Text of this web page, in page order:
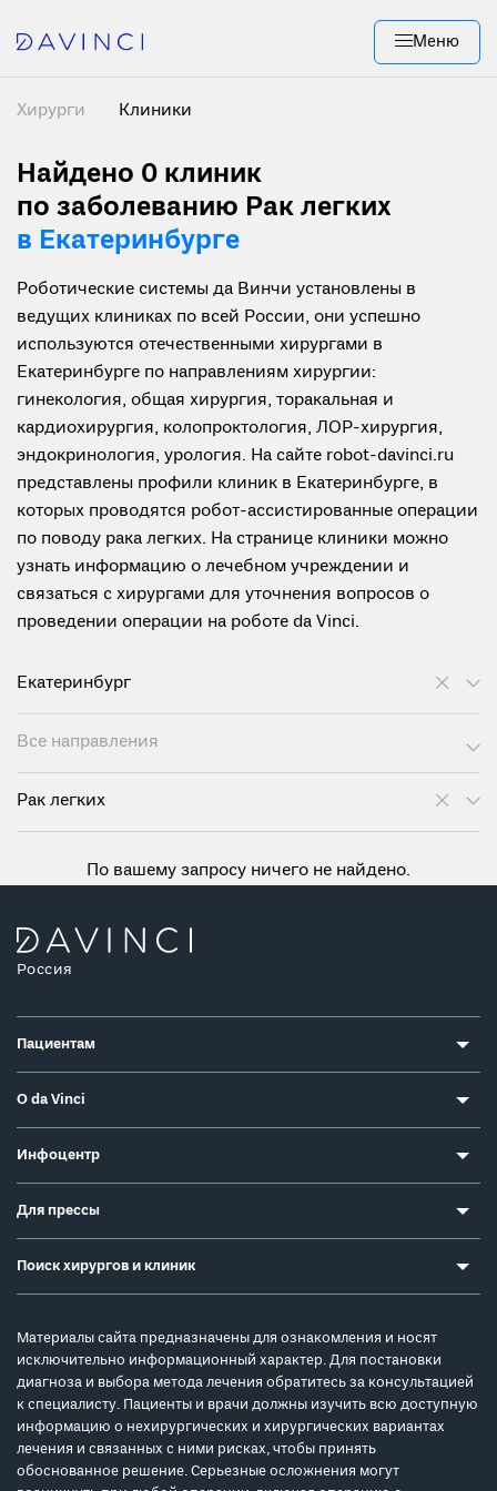
Меню
Хирурги Клиники
Найдено 0 клиник
по заболеванию Рак легких
в Екатеринбурге
Роботические системы да Винчи установлены в
ведущих клиниках по всей России, они успешно
используются отечественными хирургами в
Екатеринбурге по направлениям хирургии:
гинекология, общая хирургия, торакальная и
кардиохирургия, колопроктология, ЛОР-хирургия,
эндокринология, урология. На сайте robot-davinci.ru
представлены профили клиник в Екатеринбурге, в
которых проводятся робот-ассистированные операции
по поводу рака легких. На странице клиники можно
узнать информацию о лечебном учреждении и
связаться с хирургами для уточнения вопросов о
проведении операции на роботе da Vinci.
Екатеринбург
Все направления
Рак легких
По вашему запросу ничего не найдено.
Россия
Пациентам
О da Vinci
Инфоцентр
Для прессы
Поиск хирургов и клиник
Материалы сайта предназначены для ознакомления и носят
исключительно информационный характер. Для постановки
диагноза и выбора метода лечения обратитесь за консультацией
к специалисту. Пациенты и врачи должны изучить всю доступную
информацию о нехирургических и хирургических вариантах
лечения и связанных с ними рисках, чтобы принять
обоснованное решение. Серьезные осложнения могут